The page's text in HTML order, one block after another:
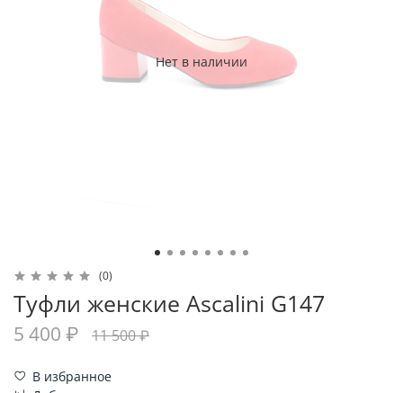
Нет в наличии
(0)
Туфли женские Ascalini G147
5 400 ₽ 11 500 ₽
В избранное